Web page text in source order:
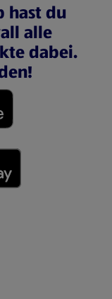
hast du
alle
dabei.